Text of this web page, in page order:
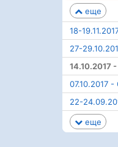
еще
18-
27-
14.10.2017
07.10.2017
22-
еще